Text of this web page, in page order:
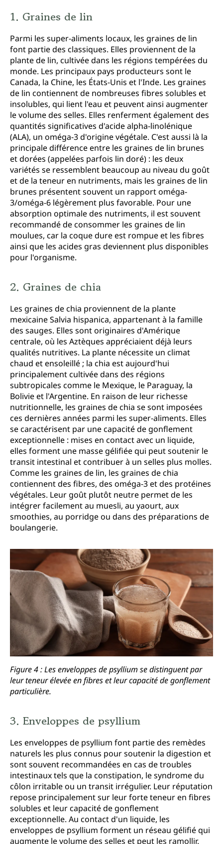
1. Graines de lin
Parmi les super-aliments locaux, les graines de lin
font partie des classiques. Elles proviennent de la
plante de lin, cultivée dans les régions tempérées du
monde. Les principaux pays producteurs sont le
Canada, la Chine, les États-Unis et l'Inde. Les graines
de lin contiennent de nombreuses fibres solubles et
insolubles, qui lient l'eau et peuvent ainsi augmenter
le volume des selles. Elles renferment également des
quantités significatives d'acide alpha-linolénique
(ALA), un oméga-3 d'origine végétale. C'est aussi là la
principale différence entre les graines de lin brunes
et dorées (appelées parfois lin doré) : les deux
variétés se ressemblent beaucoup au niveau du goût
et de la teneur en nutriments, mais les graines de lin
brunes présentent souvent un rapport oméga-
3/oméga-6 légèrement plus favorable. Pour une
absorption optimale des nutriments, il est souvent
recommandé de consommer les graines de lin
moulues, car la coque dure est rompue et les fibres
ainsi que les acides gras deviennent plus disponibles
pour l'organisme.
2. Graines de chia
Les graines de chia proviennent de la plante
mexicaine Salvia hispanica, appartenant à la famille
des sauges. Elles sont originaires d'Amérique
centrale, où les Aztèques appréciaient déjà leurs
qualités nutritives. La plante nécessite un climat
chaud et ensoleillé ; la chia est aujourd'hui
principalement cultivée dans des régions
subtropicales comme le Mexique, le Paraguay, la
Bolivie et l'Argentine. En raison de leur richesse
nutritionnelle, les graines de chia se sont imposées
ces dernières années parmi les super-aliments. Elles
se caractérisent par une capacité de gonflement
exceptionnelle : mises en contact avec un liquide,
elles forment une masse gélifiée qui peut soutenir le
transit intestinal et contribuer à un selles plus molles.
Comme les graines de lin, les graines de chia
contiennent des fibres, des oméga-3 et des protéines
végétales. Leur goût plutôt neutre permet de les
intégrer facilement au muesli, au yaourt, aux
smoothies, au porridge ou dans des préparations de
boulangerie.
Figure 4 : Les enveloppes de psyllium se distinguent par
leur teneur élevée en fibres et leur capacité de gonflement
particulière.
3. Enveloppes de psyllium
Les enveloppes de psyllium font partie des remèdes
naturels les plus connus pour soutenir la digestion et
sont souvent recommandées en cas de troubles
intestinaux tels que la constipation, le syndrome du
côlon irritable ou un transit irrégulier. Leur réputation
repose principalement sur leur forte teneur en fibres
solubles et leur capacité de gonflement
exceptionnelle. Au contact d'un liquide, les
enveloppes de psyllium forment un réseau gélifié qui
augmente le volume des selles et peut les ramollir.